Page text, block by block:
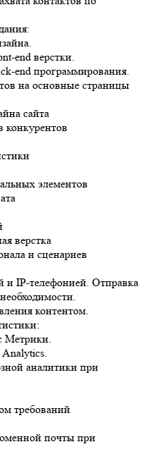
end верстки.
end программирования.
на основные страницы
сайта
конкурентов
элементов
верстка
и сценариев
и IP-телефонией. Отправка
контентом.
Метрики.
Analytics.
аналитики при
требований
почты при